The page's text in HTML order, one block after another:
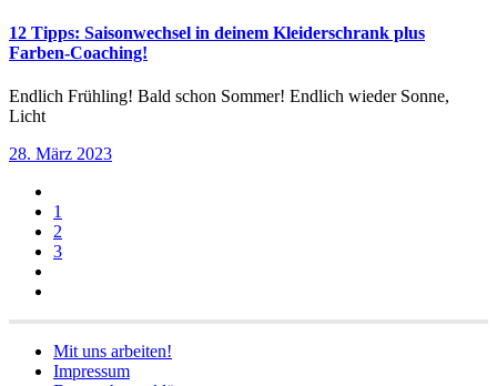
12 Tipps: Saisonwechsel in deinem Kleiderschrank plus
Farben-Coaching!
Endlich Frühling! Bald schon Sommer! Endlich wieder Sonne,
Licht
28. März 2023
1
2
3
Mit uns arbeiten!
Impressum